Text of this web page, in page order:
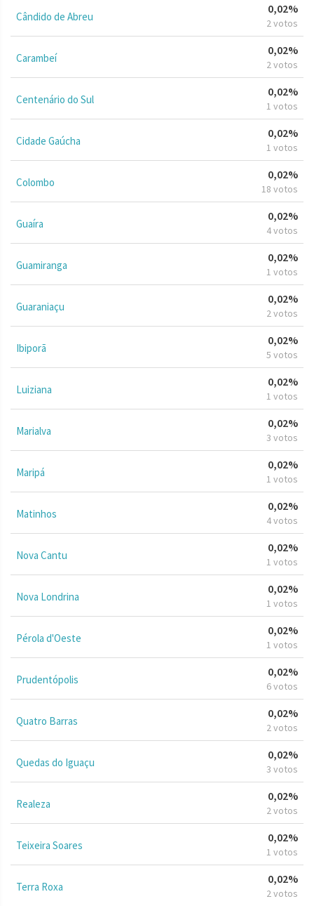
Cândido de Abreu
0,02%
2 votos
Carambeí
0,02%
2 votos
Centenário do Sul
0,02%
1 votos
Cidade Gaúcha
0,02%
1 votos
Colombo
0,02%
18 votos
Guaíra
0,02%
4 votos
Guamiranga
0,02%
1 votos
Guaraniaçu
0,02%
2 votos
Ibiporã
0,02%
5 votos
Luiziana
0,02%
1 votos
Marialva
0,02%
3 votos
Maripá
0,02%
1 votos
Matinhos
0,02%
4 votos
Nova Cantu
0,02%
1 votos
Nova Londrina
0,02%
1 votos
Pérola d'Oeste
0,02%
1 votos
Prudentópolis
0,02%
6 votos
Quatro Barras
0,02%
2 votos
Quedas do Iguaçu
0,02%
3 votos
Realeza
0,02%
2 votos
Teixeira Soares
0,02%
1 votos
Terra Roxa
0,02%
2 votos